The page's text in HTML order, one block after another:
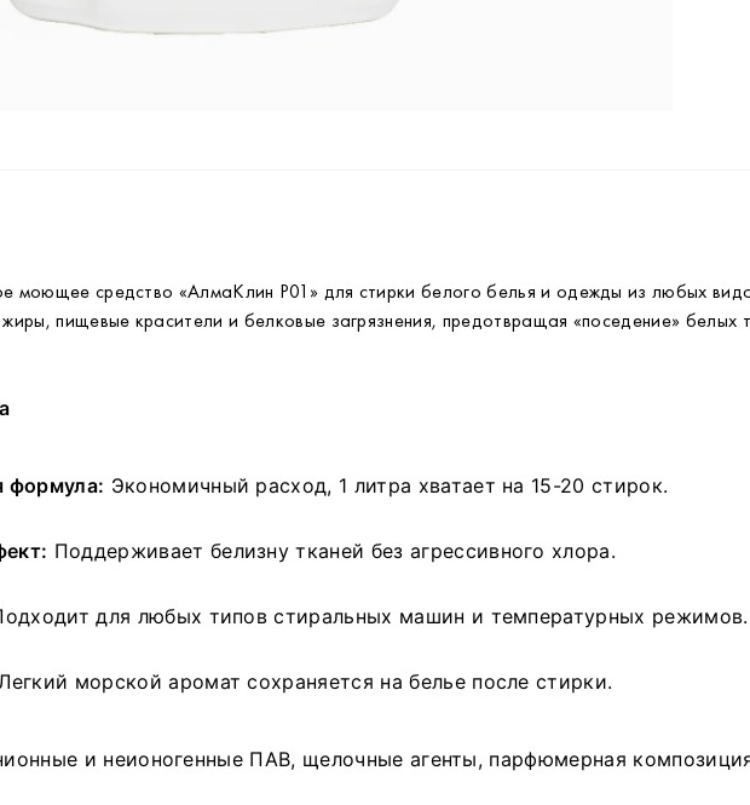
моющее средство «АлмаКлин P01» для стирки белого белья и одежды из любых
пищевые красители и белковые загрязнения, предотвращая «поседение» белых
формула: Экономичный расход, 1 литра хватает на 15-20 стирок.
Поддерживает белизну тканей без агрессивного хлора.
для любых типов стиральных машин и температурных режимов.
морской аромат сохраняется на белье после стирки.
и неионогенные ПАВ, щелочные агенты, парфюмерная